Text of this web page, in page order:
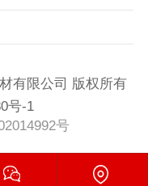
有限公司 版权所有
号-1
号